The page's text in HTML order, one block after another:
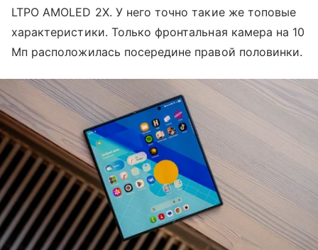
LTPO AMOLED 2X. У него точно такие же топовые
характеристики. Только фронтальная камера на 10
Мп расположилась посередине правой половинки.